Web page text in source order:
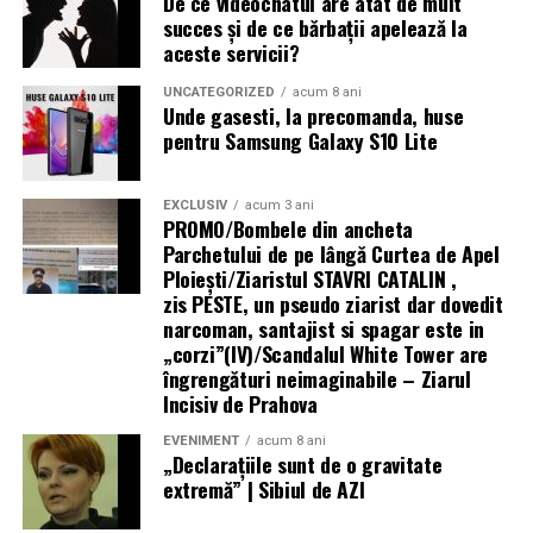
scopul de a crește șansele de sarcină. Suprimarea
hormonală oprește funcția ovariană și, implicit, orice
Analogii GnRH sunt folosiți uneoripreoperatorpentru
a reduce volumul și vascularizația leziunilor (facilitând
chirurgia), sau
— dar nu ca tratament de fertilitate în sine.
Mesajul final pentru femeile cu endometrioză și
dorința de sarcină
Endometrioza nu înseamnă infertilitate garantată.
Multe femei cu endometrioză, inclusiv stadii avansate,
rămân gravide — spontan sau cu ajutorul tratamentelor
de reproducere asistată.
Dar infertilitatea asociată endometriozei necesită o
evaluare specializată și un plan de tratament
structural între
cerințele actuale ale
fondurilor europene —
care impun
echipamente 100%
electrice — și
capacitatea reală a
infrastructurii de a livra
energie acolo unde se
desfășoară lucrările.
Centrala fotovoltaică
mobilă este răspunsul
nostru concret la acest
succes și de ce bărbații apelează la
aceste servicii?
UNCATEGORIZED acum 8 ani
Unde gasesti, la precomanda, huse
pentru Samsung Galaxy S10 Lite
EXCLUSIV acum 3 ani
PROMO/Bombele din ancheta
Parchetului de pe lângă Curtea de Apel
Ploieşti/Ziaristul STAVRI CATALIN ,
zis PESTE, un pseudo ziarist dar dovedit
narcoman, santajist si spagar este in
„corzi”(IV)/Scandalul White Tower are
îngrengături neimaginabile – Ziarul
Incisiv de Prahova
EVENIMENT acum 8 ani
„Declaraţiile sunt de o gravitate
extremă” | Sibiul de AZI